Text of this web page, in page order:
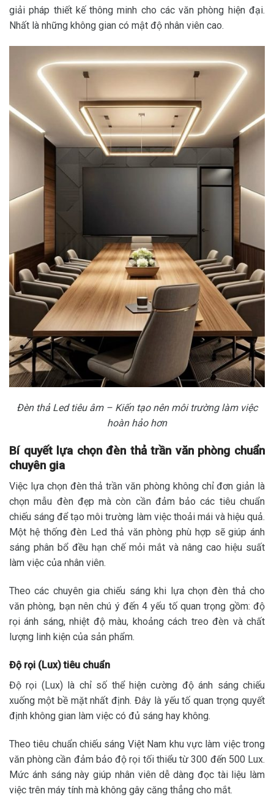
giải pháp thiết kế thông minh cho các văn phòng hiện đại.
Nhất là những không gian có mật độ nhân viên cao.
Đèn thả Led tiêu âm – Kiến tạo nên môi trường làm việc
hoàn hảo hơn
Bí quyết lựa chọn đèn thả trần văn phòng chuẩn
chuyên gia
Việc lựa chọn đèn thả trần văn phòng không chỉ đơn giản là
chọn mẫu đèn đẹp mà còn cần đảm bảo các tiêu chuẩn
chiếu sáng để tạo môi trường làm việc thoải mái và hiệu quả.
Một hệ thống đèn Led thả văn phòng phù hợp sẽ giúp ánh
sáng phân bổ đều hạn chế mỏi mắt và nâng cao hiệu suất
làm việc của nhân viên.
Theo các chuyên gia chiếu sáng khi lựa chọn đèn thả cho
văn phòng, bạn nên chú ý đến 4 yếu tố quan trọng gồm: độ
rọi ánh sáng, nhiệt độ màu, khoảng cách treo đèn và chất
lượng linh kiện của sản phẩm.
Độ rọi (Lux) tiêu chuẩn
Độ rọi (Lux) là chỉ số thể hiện cường độ ánh sáng chiếu
xuống một bề mặt nhất định. Đây là yếu tố quan trọng quyết
định không gian làm việc có đủ sáng hay không.
Theo tiêu chuẩn chiếu sáng Việt Nam khu vực làm việc trong
văn phòng cần đảm bảo độ rọi tối thiểu từ 300 đến 500 Lux.
Mức ánh sáng này giúp nhân viên dễ dàng đọc tài liệu làm
việc trên máy tính mà không gây căng thẳng cho mắt.